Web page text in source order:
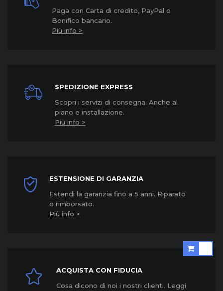
Paga con Carta di credito, PayPal o
Bonifico bancario.
Più info >
SPEDIZIONE EXPRESS
Scopri i servizi di consegna. Anche al
piano e installazione.
Più info >
ESTENSIONE DI GARANZIA
Estendi la garanzia fino a 5 anni. Riparato
o rimborsato.
Più info >
ACQUISTA CON FIDUCIA
Cosa dicono di noi i nostri clienti. Leggi